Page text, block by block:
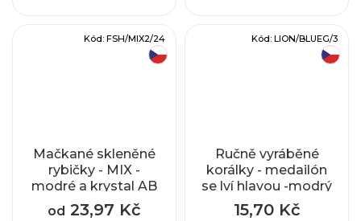
Mačkané skleněné
rybičky - MIX -
modré a krystal AB
od 23,97 Kč
Kód: FSH/MIX2/24
Ručně vyráběné
korálky - medailón
se lví hlavou -modrý
se zlatým zatíráním
15,70 Kč
Kód: LION/BLUEG/3